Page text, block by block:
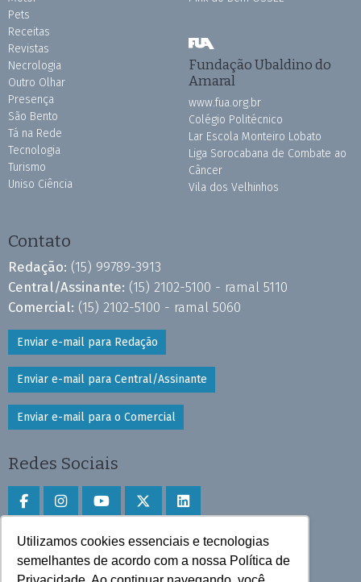
Utilizamos cookies essenciais e tecnologias
semelhantes de acordo com a nossa Política de
Pets
Receitas
Revistas
Necrologia
Outro Olhar
Presença
São Bento
Tá na Rede
Tecnologia
Turismo
Uniso Ciência
Fundação Ubaldino do
Amaral
www.fua.org.br
Colégio Politécnico
Lar Escola Monteiro Lobato
Liga Sorocabana de Combate ao
Câncer
Vila dos Velhinhos
Contato
Redação: (15) 99789-3913
Central/Assinante: (15) 2102-5100 - ramal 5110
Comercial: (15) 2102-5100 - ramal 5060
Enviar e-mail para Redação
Enviar e-mail para Central/Assinante
Enviar e-mail para o Comercial
Redes Sociais
Faça download do aplicativo